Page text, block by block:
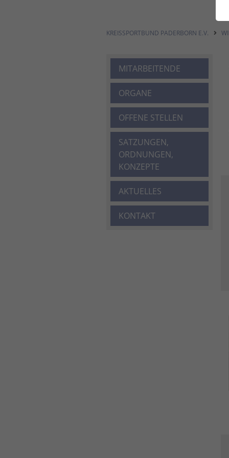
KREISSPORTBUND PADERBORN E.V.
MITARBEITENDE
ORGANE
OFFENE STELLEN
SATZUNGEN,
ORDNUNGEN,
KONZEPTE
AKTUELLES
KONTAKT